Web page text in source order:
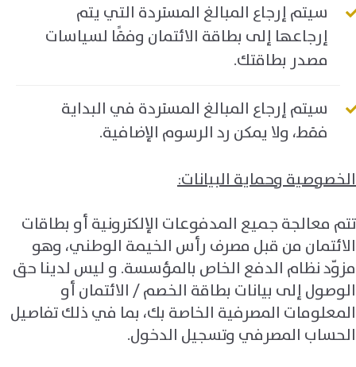
سيتم إرجاع المبالغ المستردة التي يتم
إرجاعها إلى بطاقة الائتمان وفقًا لسياسات
مصدر بطاقتك.
سيتم إرجاع المبالغ المستردة في البداية
فقط، ولا يمكن رد الرسوم الإضافية.
الخصوصية وحماية البيانات:
تتم معالجة جميع المدفوعات الإلكترونية أو بطاقات
الائتمان من قبل مصرف رأس الخيمة الوطني، وهو
مزوّد نظام الدفع الخاص بالمؤسسة. و ليس لدينا حق
الوصول إلى بيانات بطاقة الخصم / الائتمان أو
المعلومات المصرفية الخاصة بك، بما في ذلك تفاصيل
الحساب المصرفي وتسجيل الدخول.